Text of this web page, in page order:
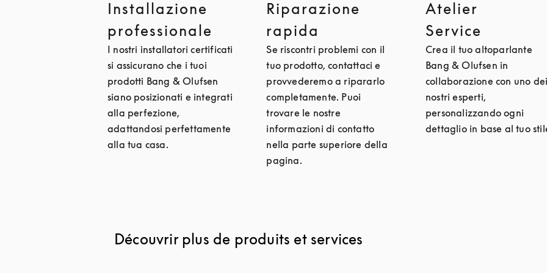
Installazione
professionale
I nostri installatori certificati
si assicurano che i tuoi
prodotti Bang & Olufsen
siano posizionati e integrati
alla perfezione,
adattandosi perfettamente
alla tua casa.
Riparazione
rapida
Se riscontri problemi con il
tuo prodotto, contattaci e
provvederemo a ripararlo
completamente. Puoi
trovare le nostre
informazioni di contatto
nella parte superiore della
pagina.
Atelier
Service
Crea il tuo altoparlante
Bang & Olufsen in
collaborazione con uno
nostri esperti,
personalizzando ogni
dettaglio in base al tuo
Découvrir plus de produits et services